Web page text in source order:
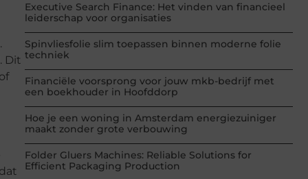
Dit
Executive Search Finance: Het vinden van financieel
leiderschap voor organisaties
Spinvliesfolie slim toepassen binnen moderne folie
techniek
Financiële voorsprong voor jouw mkb-bedrijf met
een boekhouder in Hoofddorp
Hoe je een woning in Amsterdam energiezuiniger
maakt zonder grote verbouwing
Folder Gluers Machines: Reliable Solutions for
Efficient Packaging Production